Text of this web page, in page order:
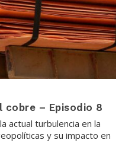
cobre – Episodio 8
actual turbulencia en la
y su impacto en